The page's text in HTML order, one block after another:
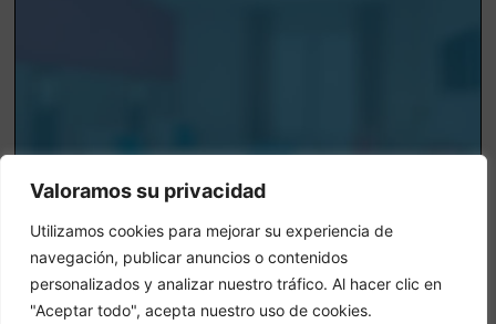
Valoramos su privacidad
Utilizamos cookies para mejorar su experiencia de
navegación, publicar anuncios o contenidos
personalizados y analizar nuestro tráfico. Al hacer clic en
"Aceptar todo", acepta nuestro uso de cookies.